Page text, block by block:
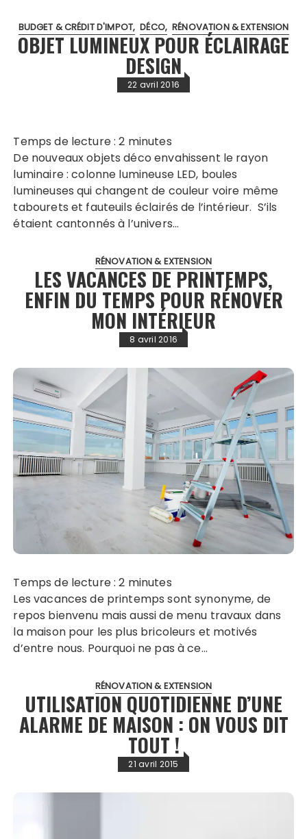
BUDGET & CRÉDIT D'IMPOT DÉCO RÉNOVATION & EXTENSION
OBJET LUMINEUX POUR ÉCLAIRAGE
DESIGN
22 avril 2016
Temps de lecture :2 minutes
De nouveaux objets déco envahissent le rayon
luminaire : colonne lumineuse LED, boules
lumineuses qui changent de couleur voire même
tabourets et fauteuils éclairés de l’intérieur. S’ils
étaient cantonnés à l’univers…
RÉNOVATION & EXTENSION
LES VACANCES DE PRINTEMPS,
ENFIN DU TEMPS POUR RÉNOVER
MON INTÉRIEUR
8 avril 2016
Temps de lecture :2 minutes
Les vacances de printemps sont synonyme, de
repos bienvenu mais aussi de menu travaux dans
la maison pour les plus bricoleurs et motivés
d’entre nous. Pourquoi ne pas à ce…
RÉNOVATION & EXTENSION
UTILISATION QUOTIDIENNE D’UNE
ALARME DE MAISON : ON VOUS DIT
TOUT !
21 avril 2015